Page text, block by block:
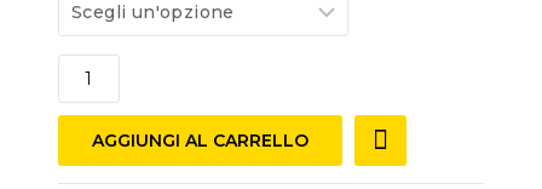
AGGIUNGI AL CARRELLO